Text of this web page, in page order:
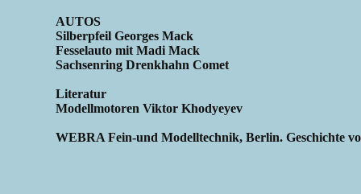
AUTOS
Silberpfeil Georges Mack
Fesselauto mit Madi Mack
Sachsenring Drenkhahn Comet
Literatur
Modellmotoren Viktor Khodyeyev
WEBRA Fein-und Modelltechnik, Berlin. Geschichte